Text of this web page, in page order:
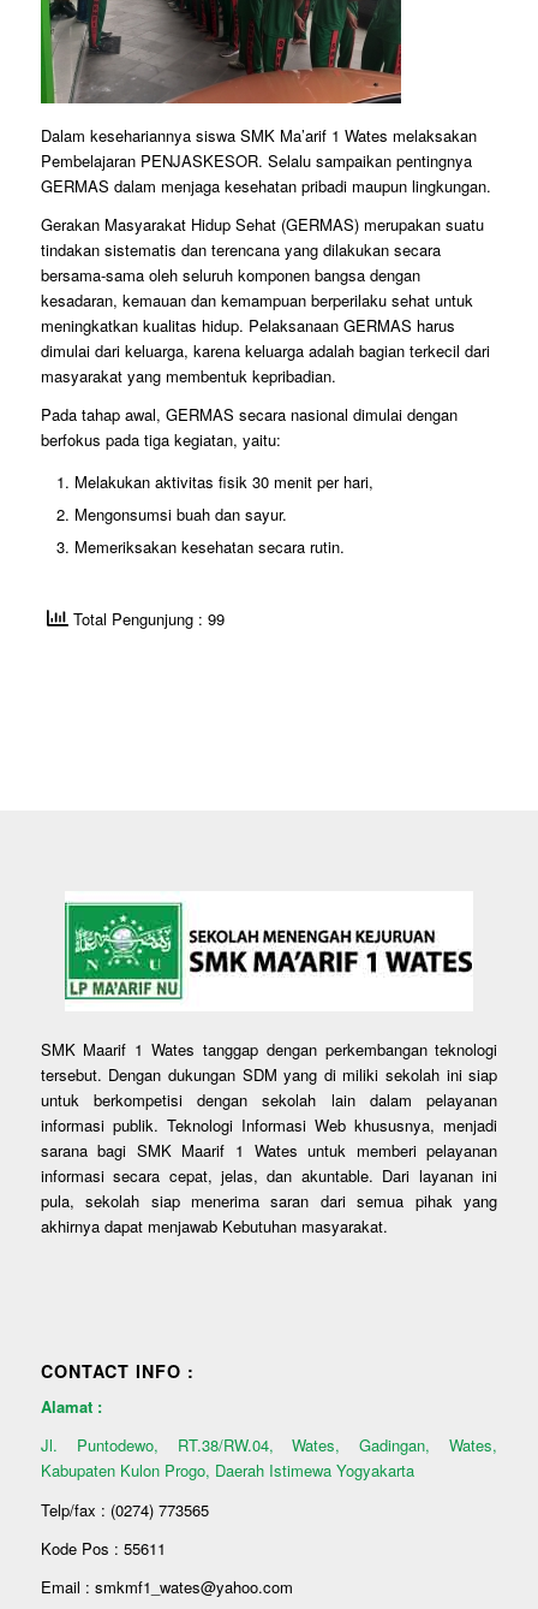
Dalam kesehariannya siswa SMK Ma’arif 1 Wates melaksakan
Pembelajaran PENJASKESOR. Selalu sampaikan pentingnya
GERMAS dalam menjaga kesehatan pribadi maupun lingkungan.
Gerakan Masyarakat Hidup Sehat (GERMAS) merupakan suatu
tindakan sistematis dan terencana yang dilakukan secara
bersama-sama oleh seluruh komponen bangsa dengan
kesadaran, kemauan dan kemampuan berperilaku sehat untuk
meningkatkan kualitas hidup. Pelaksanaan GERMAS harus
dimulai dari keluarga, karena keluarga adalah bagian terkecil dari
masyarakat yang membentuk kepribadian.
Pada tahap awal, GERMAS secara nasional dimulai dengan
berfokus pada tiga kegiatan, yaitu:
Melakukan aktivitas fisik 30 menit per hari,
Mengonsumsi buah dan sayur.
Memeriksakan kesehatan secara rutin.
Total Pengunjung : 99
SMK Maarif 1 Wates tanggap dengan perkembangan teknologi
tersebut. Dengan dukungan SDM yang di miliki sekolah ini siap
untuk berkompetisi dengan sekolah lain dalam pelayanan
informasi publik. Teknologi Informasi Web khususnya, menjadi
sarana bagi SMK Maarif 1 Wates untuk memberi pelayanan
informasi secara cepat, jelas, dan akuntable. Dari layanan ini
pula, sekolah siap menerima saran dari semua pihak yang
akhirnya dapat menjawab Kebutuhan masyarakat.
CONTACT INFO :
Alamat :
Jl. Puntodewo, RT.38/RW.04, Wates, Gadingan, Wates,
Kabupaten Kulon Progo, Daerah Istimewa Yogyakarta
Telp/fax : (0274) 773565
Kode Pos : 55611
Email : smkmf1_wates@yahoo.com